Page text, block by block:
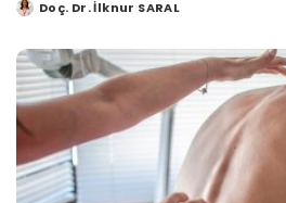
PostedDoç. Dr. İlknur SARAL